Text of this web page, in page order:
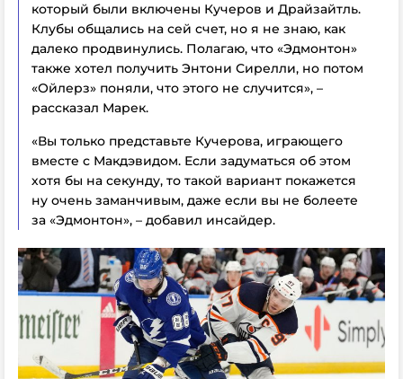
который были включены Кучеров и Драйзайтль.
Клубы общались на сей счет, но я не знаю, как
далеко продвинулись. Полагаю, что «Эдмонтон»
также хотел получить Энтони Сирелли, но потом
«Ойлерз» поняли, что этого не случится», –
рассказал Марек.
«Вы только представьте Кучерова, играющего
вместе с Макдэвидом. Если задуматься об этом
хотя бы на секунду, то такой вариант покажется
ну очень заманчивым, даже если вы не болеете
за «Эдмонтон», – добавил инсайдер.